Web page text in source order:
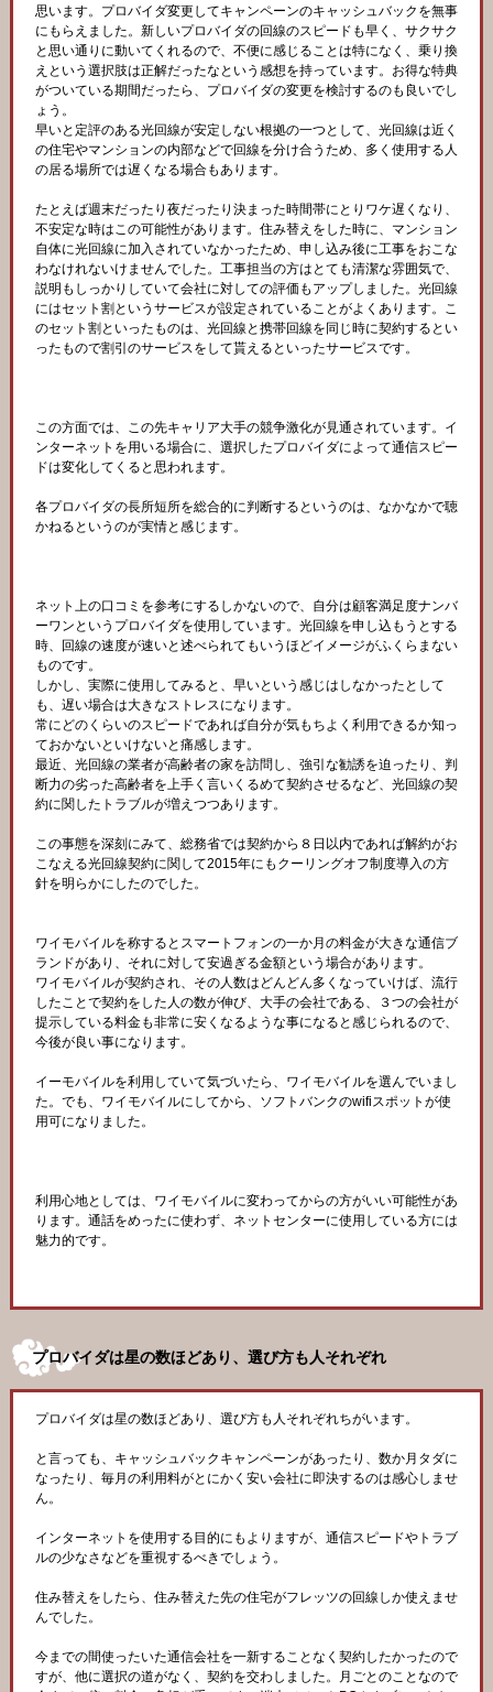
思います。プロバイダ変更してキャンペーンのキャッシュバックを無事
にもらえました。新しいプロバイダの回線のスピードも早く、サクサク
と思い通りに動いてくれるので、不便に感じることは特になく、乗り換
えという選択肢は正解だったなという感想を持っています。お得な特典
がついている期間だったら、プロバイダの変更を検討するのも良いでし
ょう。
早いと定評のある光回線が安定しない根拠の一つとして、光回線は近く
の住宅やマンションの内部などで回線を分け合うため、多く使用する人
の居る場所では遅くなる場合もあります。
たとえば週末だったり夜だったり決まった時間帯にとりワケ遅くなり、
不安定な時はこの可能性があります。住み替えをした時に、マンション
自体に光回線に加入されていなかったため、申し込み後に工事をおこな
わなけれないけませんでした。工事担当の方はとても清潔な雰囲気で、
説明もしっかりしていて会社に対しての評価もアップしました。光回線
にはセット割というサービスが設定されていることがよくあります。こ
のセット割といったものは、光回線と携帯回線を同じ時に契約するとい
ったもので割引のサービスをして貰えるといったサービスです。
この方面では、この先キャリア大手の競争激化が見通されています。イ
ンターネットを用いる場合に、選択したプロバイダによって通信スピー
ドは変化してくると思われます。
各プロバイダの長所短所を総合的に判断するというのは、なかなかで聴
かねるというのが実情と感じます。
ネット上の口コミを参考にするしかないので、自分は顧客満足度ナンバ
ーワンというプロバイダを使用しています。光回線を申し込もうとする
時、回線の速度が速いと述べられてもいうほどイメージがふくらまない
ものです。
しかし、実際に使用してみると、早いという感じはしなかったとして
も、遅い場合は大きなストレスになります。
常にどのくらいのスピードであれば自分が気もちよく利用できるか知っ
ておかないといけないと痛感します。
最近、光回線の業者が高齢者の家を訪問し、強引な勧誘を迫ったり、判
断力の劣った高齢者を上手く言いくるめて契約させるなど、光回線の契
約に関したトラブルが増えつつあります。
この事態を深刻にみて、総務省では契約から８日以内であれば解約がお
こなえる光回線契約に関して2015年にもクーリングオフ制度導入の方
針を明らかにしたのでした。
ワイモバイルを称するとスマートフォンの一か月の料金が大きな通信ブ
ランドがあり、それに対して安過ぎる金額という場合があります。
ワイモバイルが契約され、その人数はどんどん多くなっていけば、流行
したことで契約をした人の数が伸び、大手の会社である、３つの会社が
提示している料金も非常に安くなるような事になると感じられるので、
今後が良い事になります。
イーモバイルを利用していて気づいたら、ワイモバイルを選んでいまし
た。でも、ワイモバイルにしてから、ソフトバンクのwifiスポットが使
用可になりました。
利用心地としては、ワイモバイルに変わってからの方がいい可能性があ
ります。通話をめったに使わず、ネットセンターに使用している方には
魅力的です。
プロバイダは星の数ほどあり、選び方も人それぞれ
プロバイダは星の数ほどあり、選び方も人それぞれちがいます。
と言っても、キャッシュバックキャンペーンがあったり、数か月タダに
なったり、毎月の利用料がとにかく安い会社に即決するのは感心しませ
ん。
インターネットを使用する目的にもよりますが、通信スピードやトラブ
ルの少なさなどを重視するべきでしょう。
住み替えをしたら、住み替えた先の住宅がフレッツの回線しか使えませ
んでした。
今までの間使ったいた通信会社を一新することなく契約したかったので
すが、他に選択の道がなく、契約を交わしました。月ごとのことなので